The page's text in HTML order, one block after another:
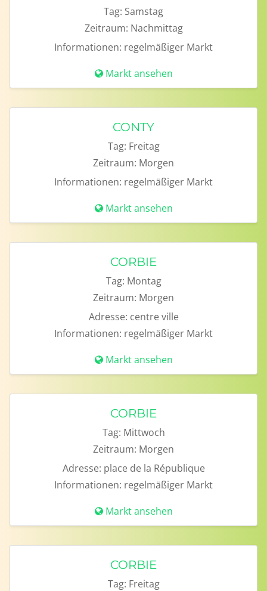
Tag: Samstag
Zeitraum: Nachmittag
Informationen: regelmäßiger Markt
Markt ansehen
CONTY
Tag: Freitag
Zeitraum: Morgen
Informationen: regelmäßiger Markt
Markt ansehen
CORBIE
Tag: Montag
Zeitraum: Morgen
Adresse: centre ville
Informationen: regelmäßiger Markt
Markt ansehen
CORBIE
Tag: Mittwoch
Zeitraum: Morgen
Adresse: place de la République
Informationen: regelmäßiger Markt
Markt ansehen
CORBIE
Tag: Freitag